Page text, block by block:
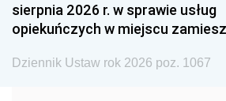
1990 1989
1987 1986
1984 1983
sierpnia 2026 r. w sprawie usług
opiekuńczych w miejscu
Dziennik Ustaw rok 2026 poz. 1067